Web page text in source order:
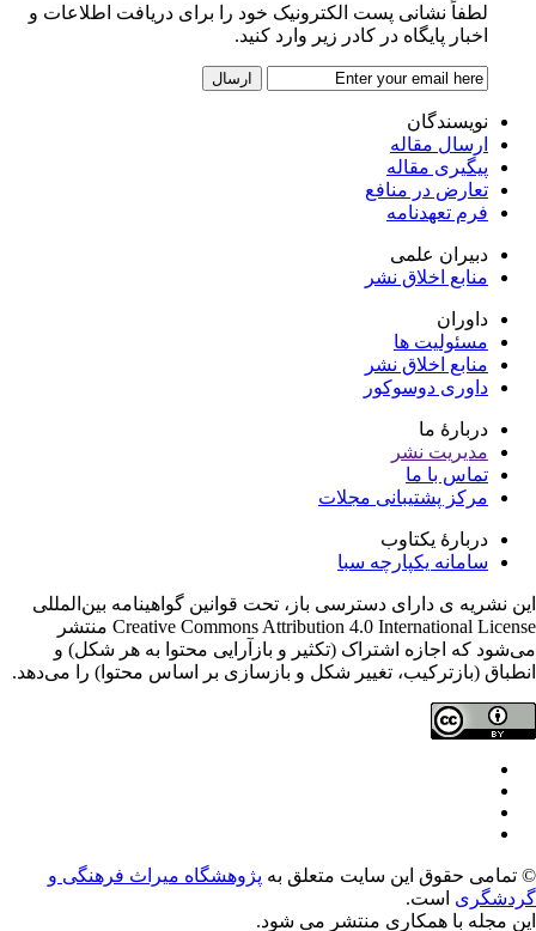
لطفاً نشانی پست الکترونیک خود را برای دریافت اطلاعات و
اخبار پایگاه در کادر زیر وارد کنید.
نویسندگان
ارسال مقاله
پیگیری مقاله
تعارض در منافع
فرم تعهدنامه
دبیران علمی
منابع اخلاق نشر
داوران
مسئولیت ها
منابع اخلاق نشر
داوری دوسوکور
دربارۀ ما
مدیریت نشر
تماس با ما
مرکز پشتیبانی مجلات
دربارۀ یکتاوب
سامانه یکپارچه سبا
نشریه ی دارای دسترسی باز، تحت قوانین گواهینامه بین‌المللی
Creative Commons Attribution 4.0 International License منتشر
که اجازه اشتراک (تکثیر و بازآرایی محتوا به هر شکل) و
(بازترکیب، تغییر شکل و بازسازی بر اساس محتوا) را می‌دهد.
تمامی حقوق این سایت متعلق بهپژوهشگاه میراث فرهنگی و
است.
مجله با همکاریمنتشر می شود.